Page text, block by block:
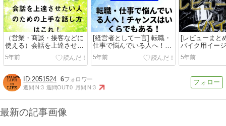
（営業・商談・接客などに
使える）会話を上達させた
い人のための上手な話し方
はこれ！
5年前
[経営者として一言] 転職・
仕事で悩んでいる人へ！チ
ャンスはいくらでもある！
5年前
[レビューまと
バイク用イー
ップスタンド
5年前
2051524 6
週間IN:3 週間OUT:0 月間IN:3
最新の記事画像